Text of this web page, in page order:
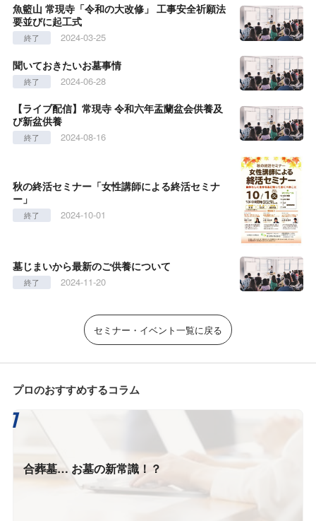
魚籃山 常現寺「令和の大改修」 工事安全祈願法
要並びに起工式
終了 2024-03-25
聞いておきたいお墓事情
終了 2024-06-28
【ライブ配信】常現寺 令和六年盂蘭盆会供養及
び新盆供養
終了 2024-08-16
秋の終活セミナー「女性講師による終活セミナ
ー」
終了 2024-10-01
墓じまいから最新のご供養について
終了 2024-11-20
セミナー・イベント一覧に戻る
プロのおすすめするコラム
合葬墓… お墓の新常識！？